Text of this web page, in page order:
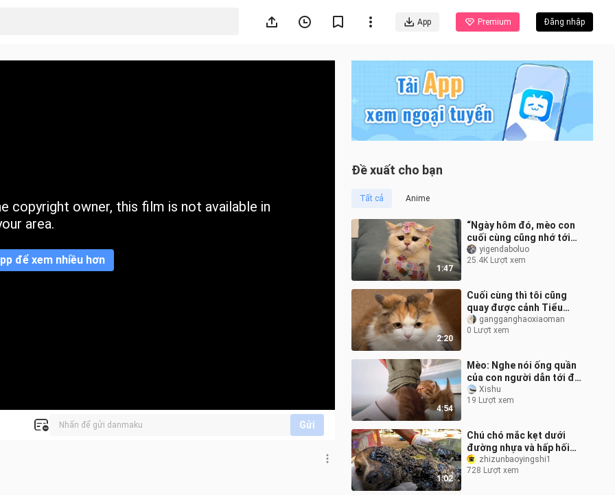
App Premium Đăng nhập
copyright owner, this film is not available in
area.
để xem nhiều hơn
Gửi
Đề xuất cho bạn
Tất cả Anime
1:47
“Ngày hôm đó, mèo con
cuối cùng cũng nhớ tới
nỗi sợ hãi bị con người
thống trị.”
yigendaboluo
25.4K Lượt xem
2:20
Cuối cùng thì tôi cũng
quay được cảnh Tiểu
Mãn cắn người! Có ai tin
rằng Tiểu Mãn là một
gangganghaoxiaoman
0 Lượt xem
4:54
Mèo: Nghe nói ống quần
của con người dẫn tới đa
vũ trụ
Xishu
19 Lượt xem
1:02
Chú chó mắc kẹt dưới
đường nhựa và hấp hối
với ánh mắt tuyệt vọng,
cảnh giải cứu thót tim
zhizunbaoyingshi1
728 Lượt xem